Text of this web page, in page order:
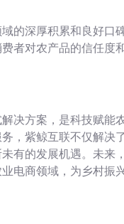
的深厚积累和良好口
者对农产品的信任度
决方案，是科技赋能
，紫鲸互联不仅解决
有的发展机遇。未来
电商领域，为乡村振